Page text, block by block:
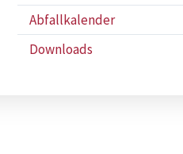
Abfallkalender
Downloads